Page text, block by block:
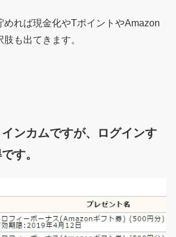
めれば現金化やTポイントやAmazon
も出てきます。
ンカムですが、ログインす
す。